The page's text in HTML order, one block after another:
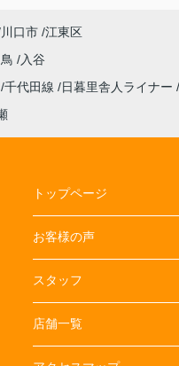
川口市 江東区
入谷
千代田線 日暮里舎人ライナー
トップページ
お客様の声
スタッフ
店舗一覧